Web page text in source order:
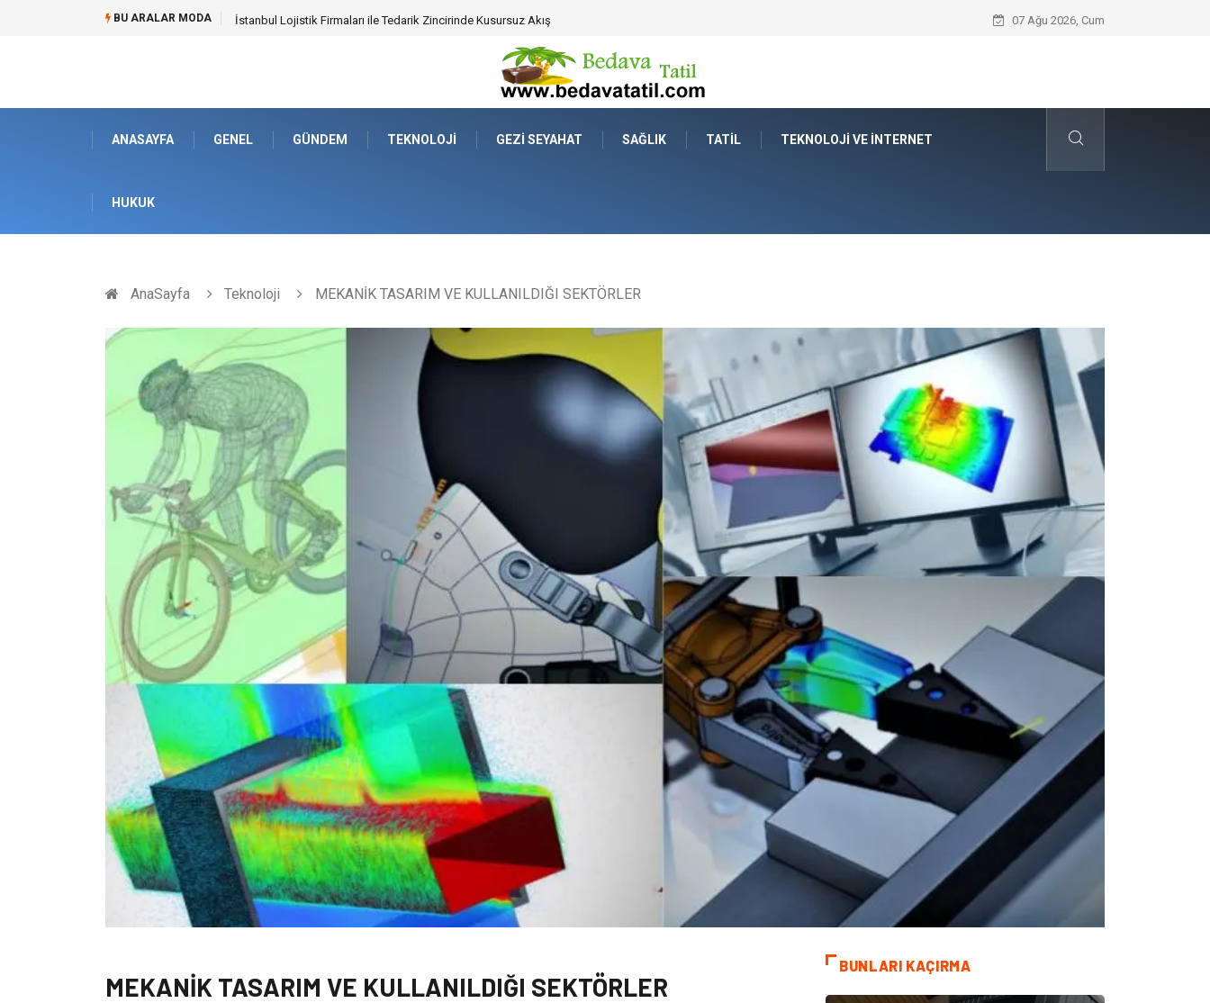
BU ARALAR MODA Dalaman Bozburun Transfer: Seyahat Prestijinde Ve Zaman Yönetiminde Yeni Dönem Kyocera Yazıcı Teknolojilerinin
07 Ağu 2026, Cum
ANASAYFA GENEL GÜNDEM TEKNOLOJI GEZI SEYAHAT SAĞLIK TATIL TEKNOLOJI VE İNTERNET
HUKUK
AnaSayfa Teknoloji MEKANİK TASARIM VE KULLANILDIĞI SEKTÖRLER
MEKANİK TASARIM VE KULLANILDIĞI SEKTÖRLER
BUNLARI KAÇIRMA